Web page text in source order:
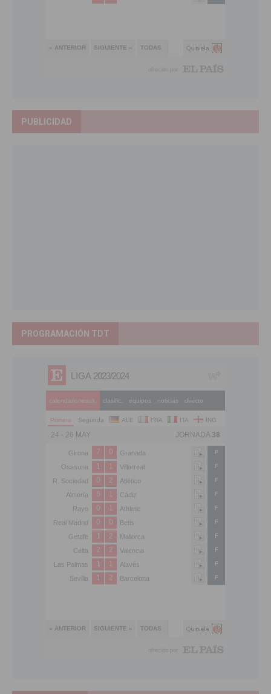
PUBLICIDAD
PROGRAMACIÓN TDT